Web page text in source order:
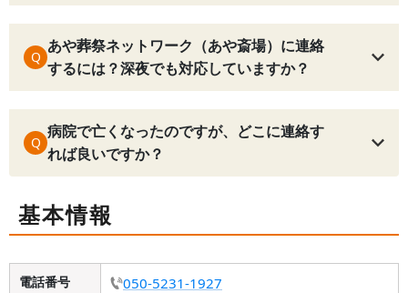
Q
あや葬祭ネットワーク（あや斎場）に連絡
するには？深夜でも対応していますか？
Q
病院で亡くなったのですが、どこに連絡す
れば良いですか？
基本情報
電話番号 050-5231-1927